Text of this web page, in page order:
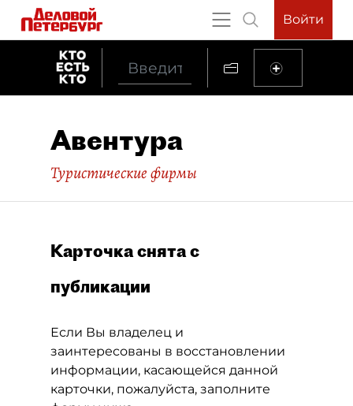
Войти
Авентура
Туристические фирмы
Карточка снята с
публикации
Если Вы владелец и
заинтересованы в восстановлении
информации, касающейся данной
карточки, пожалуйста, заполните